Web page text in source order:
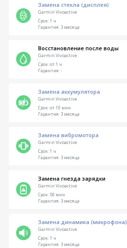
Замена стекла (дисплея)
Garmin Vivoactive
Срок:1 ч
Гарантия:3 месяца
Восстановление после воды
Garmin Vivoactive
Срок:от 1 ч
Гарантия:-
Замена аккумулятора
Garmin Vivoactive
Срок:от 10 мин
Гарантия:3 месяца
Замена вибромотора
Garmin Vivoactive
Срок:1 ч
Гарантия:3 месяца
Замена гнезда зарядки
Garmin Vivoactive
Срок:50 мин
Гарантия:3 месяца
Замена динамика (микрофона)
Garmin Vivoactive
Срок:1 ч
Гарантия:3 месяца